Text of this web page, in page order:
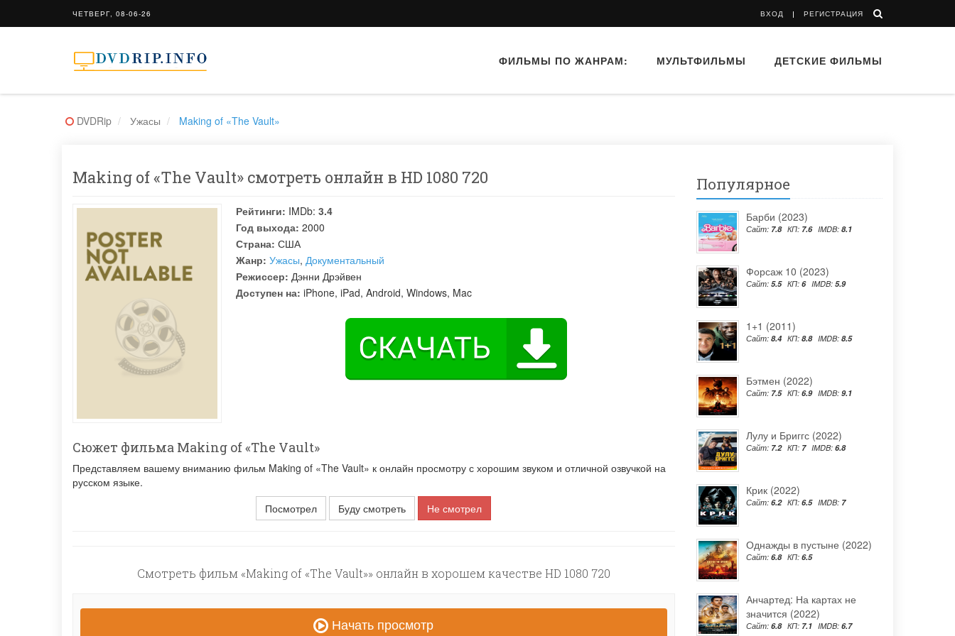
ЧЕТВЕРГ, 08-06-26 ВХОД РЕГИСТРАЦИЯ
ФИЛЬМЫ ПО ЖАНРАМ: МУЛЬТФИЛЬМЫ ДЕТСКИЕ ФИЛЬМЫ
DVDRip Ужасы Making of «The Vault»
Making of «The Vault» смотреть онлайн в HD 1080 720
Рейтинги: IMDb: 3.4
Год выхода: 2000
Страна: США
Жанр: Ужасы, Документальный
Режиссер: Дэнни Дрэйвен
Доступен на: iPhone, iPad, Android, Windows, Mac
Сюжет фильма Making of «The Vault»
Представляем вашему вниманию фильм Making of «The Vault» к онлайн просмотру с хорошим звуком и отличной озвучкой на
русском языке.
Посмотрел
Буду смотреть Не смотрел
Смотреть фильм «Making of «The Vault»» онлайн в хорошем качестве HD 1080 720
Начать просмотр
Популярное
Барби (2023)
Сайт: 7.8 КП: 7.6 IMDB: 8.1
Форсаж 10 (2023)
Сайт: 5.5 КП: 6 IMDB: 5.9
1+1 (2011)
Сайт: 8.4 КП: 8.8 IMDB: 8.5
Бэтмен (2022)
Сайт: 7.5 КП: 6.9 IMDB: 9.1
Лулу и Бриггс (2022)
Сайт: 7.2 КП: 7 IMDB: 6.8
Крик (2022)
Сайт: 6.2 КП: 6.5 IMDB: 7
Однажды в пустыне (2022)
Сайт: 6.8 КП: 6.5
Анчартед: На картах не
значится (2022)
Сайт: 6.8 КП: 7.1 IMDB: 6.7